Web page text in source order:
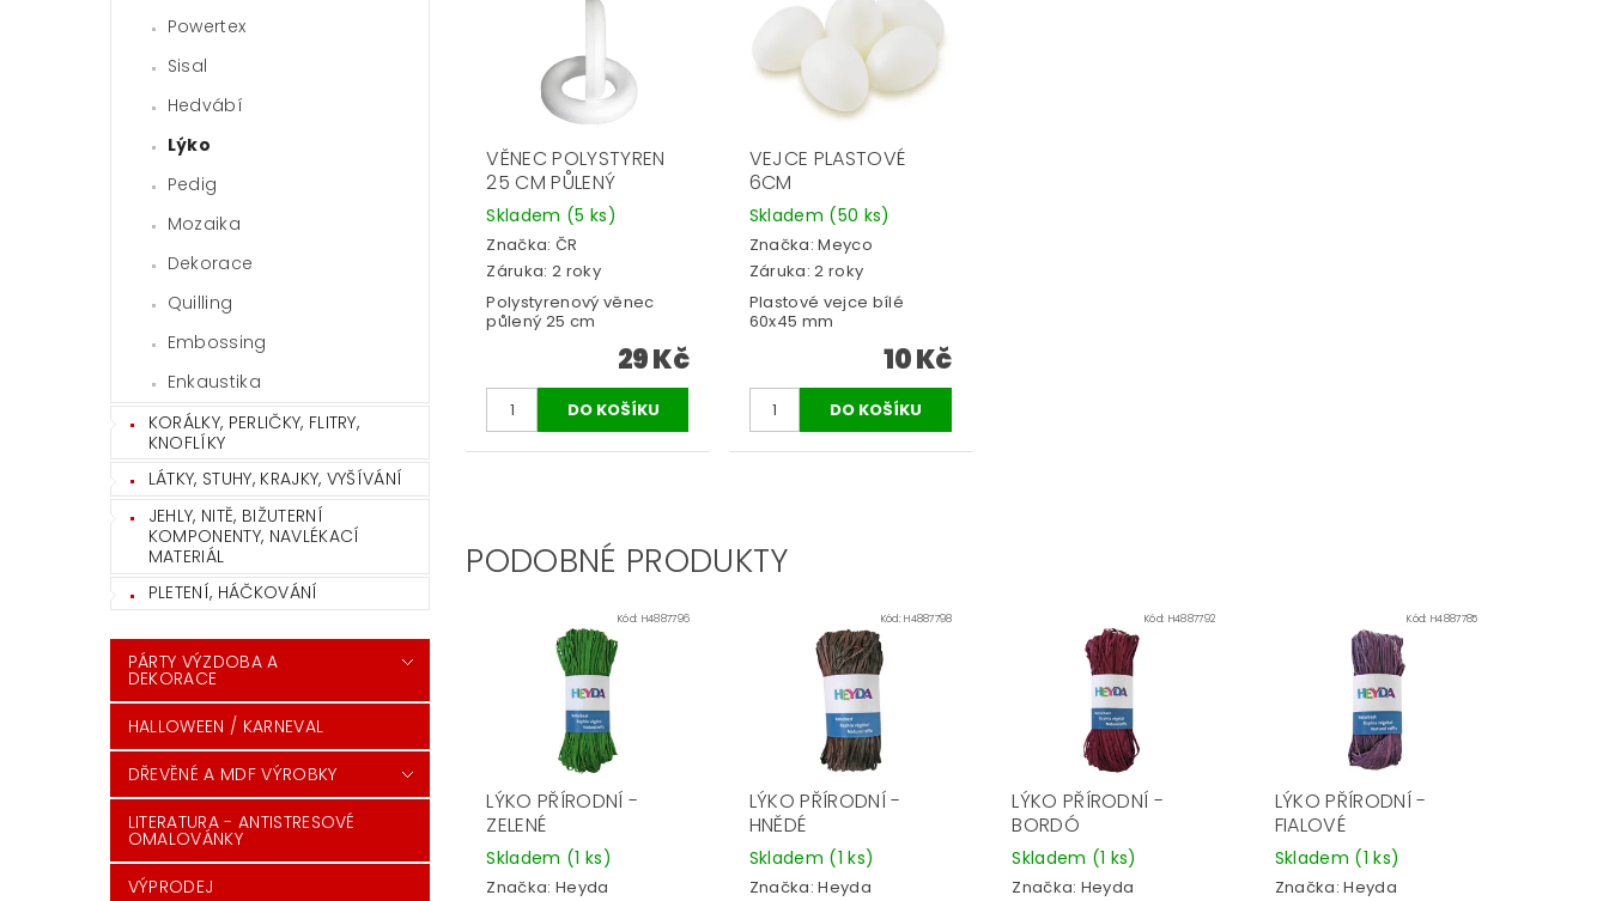
Powertex
Sisal
Hedvábí
Lýko
Pedig
Mozaika
Dekorace
Quilling
Embossing
Enkaustika
KORÁLKY, PERLIČKY, FLITRY,
KNOFLÍKY
LÁTKY, STUHY, KRAJKY, VYŠÍVÁNÍ
JEHLY, NITĚ, BIŽUTERNÍ
KOMPONENTY, NAVLÉKACÍ
MATERIÁL
PLETENÍ, HÁČKOVÁNÍ
PÁRTY VÝZDOBA A
DEKORACE
HALLOWEEN / KARNEVAL
DŘEVĚNÉ A MDF VÝROBKY
LITERATURA - ANTISTRESOVÉ
OMALOVÁNKY
VÝPRODEJ
VĚNEC POLYSTYREN
25 CM PŮLENÝ
Skladem (5 ks)
Značka: ČR
Záruka: 2 roky
Polystyrenový věnec
půlený 25 cm
29 Kč
VEJCE PLASTOVÉ
6CM
Skladem (50 ks)
Značka:Meyco
Záruka: 2 roky
Plastové vejce bílé
60x45 mm
10 Kč
PODOBNÉ PRODUKTY
Kód: H4887796
LÝKO PŘÍRODNÍ -
ZELENÉ
Skladem (1 ks)
Značka: Heyda
Kód:H4887798
LÝKO PŘÍRODNÍ -
HNĚDÉ
Skladem (1 ks)
Značka:Heyda
Kód: H4887792
LÝKO PŘÍRODNÍ -
BORDÓ
Skladem (1 ks)
Značka: Heyda
Kód:H4887785
LÝKO PŘÍRODNÍ -
FIALOVÉ
Skladem (1 ks)
Značka:Heyda